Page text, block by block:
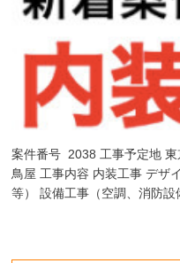
案件番号 2038 工事予定地
鳥屋 工事内容 内装工事 デザ
等） 設備工事（空調、消防